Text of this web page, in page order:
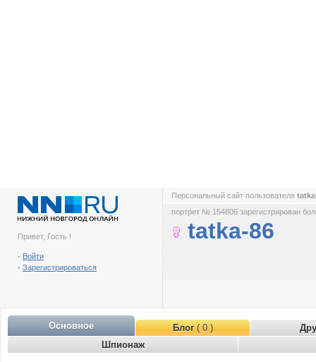
Привет, Гость !
- Войти
- Зарегистрироваться
Персональный сайт пользователя
портрет № 154806 зарегистрирован
tatka-86
Основное Блог( 0 )
Шпионаж